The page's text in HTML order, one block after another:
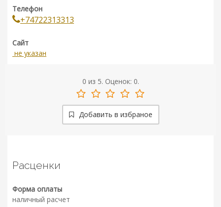
Телефон
+74722313313
Сайт
не указан
0 из 5. Оценок: 0.
Добавить в избраное
Расценки
Форма оплаты
наличный расчет